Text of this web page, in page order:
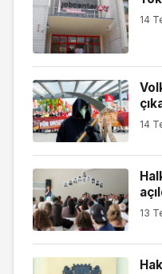
14
14
13